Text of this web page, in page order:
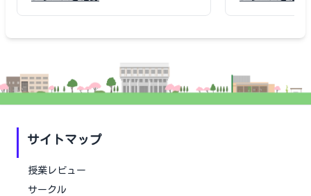
サイトマップ
授業レビュー
サークル